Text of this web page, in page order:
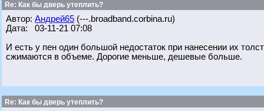
Re: Как бы дверь утеплить?
Автор: Андрей65 (---.broadband.corbina.ru)
Дата: 03-11-21 07:08
И есть у пен один большой недостаток при нанесении их
сжимаются в объеме. Дорогие меньше, дешевые больше.
Re: Как бы дверь утеплить?